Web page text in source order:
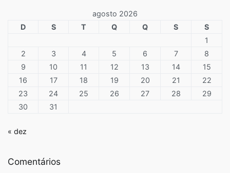
agosto 2026
D
S T Q Q S
S
1
2
3 4 5 6 7
8
9
10 11 12 13 14
15
16
17 18 19 20 21
22
23
24 25 26 27 28
29
30
31
« dez
Comentários